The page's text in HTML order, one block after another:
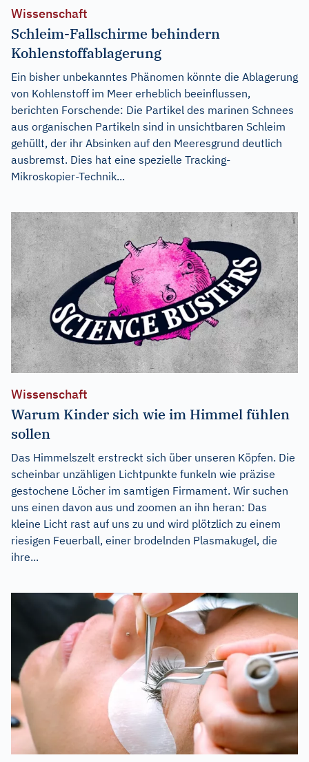
Wissenschaft
Schleim-Fallschirme behindern
Kohlenstoffablagerung
Ein bisher unbekanntes Phänomen könnte die Ablagerung
von Kohlenstoff im Meer erheblich beeinflussen,
berichten Forschende: Die Partikel des marinen Schnees
aus organischen Partikeln sind in unsichtbaren Schleim
gehüllt, der ihr Absinken auf den Meeresgrund deutlich
ausbremst. Dies hat eine spezielle Tracking-
Mikroskopier-Technik...
Wissenschaft
Warum Kinder sich wie im Himmel fühlen
sollen
Das Himmelszelt erstreckt sich über unseren Köpfen. Die
scheinbar unzähligen Lichtpunkte funkeln wie präzise
gestochene Löcher im samtigen Firmament. Wir suchen
uns einen davon aus und zoomen an ihn heran: Das
kleine Licht rast auf uns zu und wird plötzlich zu einem
riesigen Feuerball, einer brodelnden Plasmakugel, die
ihre...